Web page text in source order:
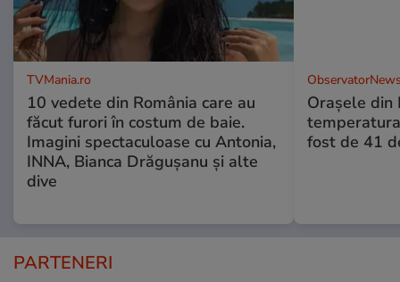
TVMania.ro
10 vedete din România care au
făcut furori în costum de baie.
Imagini spectaculoase cu Antonia,
INNA, Bianca Drăgușanu și alte
dive
Oraşele din
fost de 41
PARTENERI